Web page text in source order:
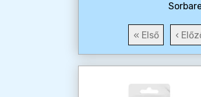
« Első ‹